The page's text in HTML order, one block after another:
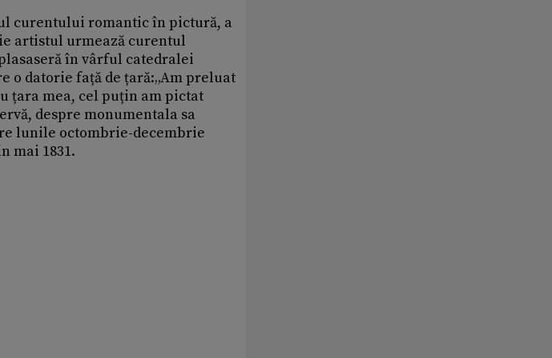
curentului romantic în pictură, a
artistul urmează curentul
în vârful catedralei
o datorie față de țară:„Am preluat
țara mea, cel puțin am pictat
despre monumentala sa
lunile octombrie-decembrie
mai 1831.